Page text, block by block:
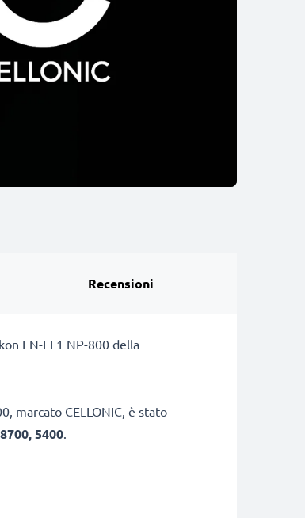
Recensioni
EN-EL1 NP-800 della
marcato CELLONIC, è stato
5400